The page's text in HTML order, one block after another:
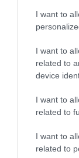
I want to
I want to
related to
device
I want to
related to
I want to
related to
Kérjük,
Nagy
Árpádot